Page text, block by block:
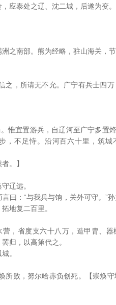
应泰处之辽、沈二城，后遂为变。
之南部。熊为经略，驻山海关，节
之，所请无不允。广宁有兵士四
惟宜置游兵，自辽河至广宁多置烽
，不足恃。沿河百六十里，筑城
。】
辽远。
曰：“与我兵与饷，关外可守。”
地复二百里。
，省度支六十八万，造甲胄、器
归，以高第代之。
。
所败，努尔哈赤负创死。【崇焕